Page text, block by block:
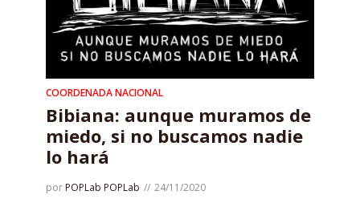
COORDENADA NACIONAL
Bibiana: aunque muramos de
miedo, si no buscamos nadie
lo hará
por POPLab POPLab 24/11/2020